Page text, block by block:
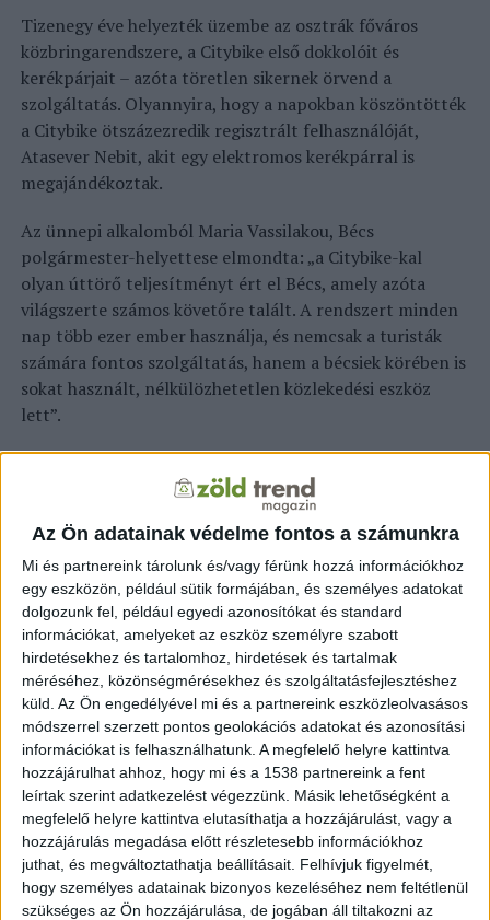
Az Ön adatainak védelme fontos a számunkra
Mi és partnereink tárolunk és/vagy férünk hozzá információkhoz
egy eszközön, például sütik formájában, és személyes adatokat
dolgozunk fel, például egyedi azonosítókat és standard
információkat, amelyeket az eszköz személyre szabott
hirdetésekhez és tartalomhoz, hirdetések és tartalmak
méréséhez, közönségmérésekhez és szolgáltatásfejlesztéshez
küld. Az Ön engedélyével mi és a partnereink eszközleolvasásos
módszerrel szerzett pontos geolokációs adatokat és azonosítási
információkat is felhasználhatunk. A megfelelő helyre kattintva
hozzájárulhat ahhoz, hogy mi és a 1538 partnereink a fent
leírtak szerint adatkezelést végezzünk. Másik lehetőségként a
megfelelő helyre kattintva elutasíthatja a hozzájárulást, vagy a
hozzájárulás megadása előtt részletesebb információkhoz
juthat, és megváltoztathatja beállításait. Felhívjuk figyelmét,
hogy személyes adatainak bizonyos kezeléséhez nem feltétlenül
szükséges az Ön hozzájárulása, de jogában áll tiltakozni az
Tizenegy éve helyezték üzembe az osztrák főváros
közbringarendszere, a Citybike első dokkolóit és
kerékpárjait – azóta töretlen sikernek örvend a
szolgáltatás. Olyannyira, hogy a napokban köszöntötték
a Citybike ötszázezredik regisztrált felhasználóját,
Atasever Nebit, akit egy elektromos kerékpárral is
megajándékoztak.
Az ünnepi alkalomból Maria Vassilakou, Bécs
polgármester-helyettese elmondta: „a Citybike-kal
olyan úttörő teljesítményt ért el Bécs, amely azóta
világszerte számos követőre talált. A rendszert minden
nap több ezer ember használja, és nemcsak a turisták
számára fontos szolgáltatás, hanem a bécsiek körében is
sokat használt, nélkülözhetetlen közlekedési eszköz
lett”.
Gewista, Ausztria legnagyobb kültéri reklámcége, amely
azóta is üzemeltetője a közbringarendszernek. Jelenleg
118 dokkolóállomáson 1.450 kerékpár áll a felhasználók
rendelkezésre, de az a cél, hogy 2014 végére 120
dokkolóállomásra és 1.500 biciklire emelkedjen ez a
szám. Tavaly a közbringákat 790 ezerszer használták és
összesen 2,5 millió kilométert tettek meg velük. Az ötlet
pedig annyira sikeres lett, hogy világszerte hatvan
metropoliszba exportálták, Párizstól Brisbane-ig.
KAPCSOLÓDÓ TARTALOM: AUSZTRIA BÉCS
CITYBIKE
KERÉKPÁRKÖLCSÖNZÉS
EZ IS ÉRDEKELHET
Schwarzenegger is ott volt: Bécs
klímasemleges kézbesítésre váltott